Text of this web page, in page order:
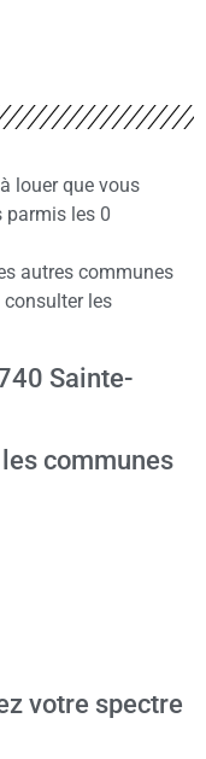
louer que vous
parmis les 0
autres communes
consulter les
Sainte-
communes
votre spectre